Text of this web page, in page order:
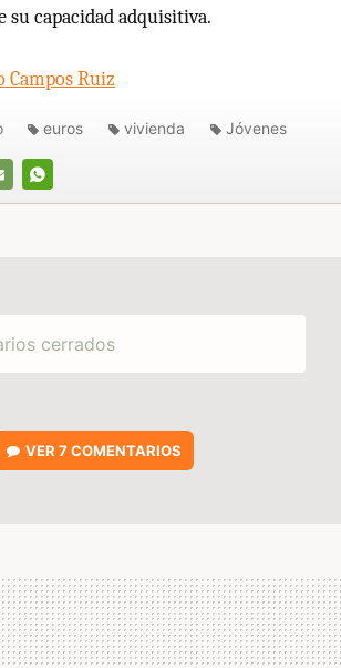
su capacidad adquisitiva.
Campos Ruiz
WHATSAPP
euros vivienda Jóvenes
cerrados
VER7 COMENTARIOS